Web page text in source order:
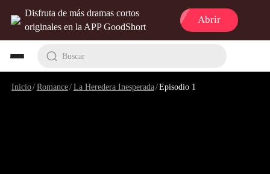
Disfruta de más dramas cortos
originales en la APP GoodShort
Abrir
Buscar
Inicio/Romance/La Heredera Inesperada/Episodio 1